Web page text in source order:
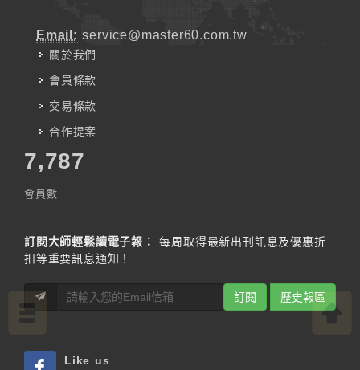
Email: service@master60.com.tw
關於我們
會員條款
交易條款
合作提案
7,787
會員數
訂閱大師輕鬆讀電子報：
每周取得最新出刊訊息及優惠折
扣等重要訊息通知！
訂閱 歷史報區
Like us